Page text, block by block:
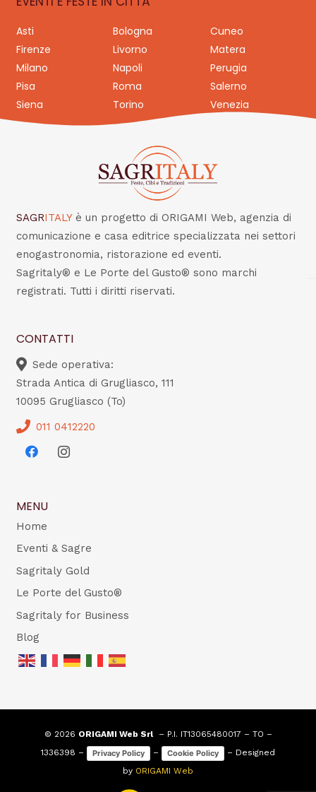
Asti Bologna
Cuneo
Firenze
Livorno
Matera
Milano
Napoli
Perugia
Pisa
Roma
Salerno
Siena
Torino Venezia
SAGRITALY è un progetto di ORIGAMI Web, agenzia di
comunicazione e casa editrice specializzata nei settori
enogastronomia, ristorazione ed eventi.
Sagritaly® e Le Porte del Gusto® sono marchi
registrati. Tutti i diritti riservati.
CONTATTI
Sede operativa:
Strada Antica di Grugliasco, 111
10095 Grugliasco (To)
011 0412220
MENU
Home
Eventi & Sagre
Sagritaly Gold
Le Porte del Gusto®
Sagritaly for Business
Blog
© 2026 ORIGAMI Web Srl– P.I. IT13065480017 – TO –
1336398 –
Privacy Policy – Cookie Policy
– Designed
by ORIGAMI Web